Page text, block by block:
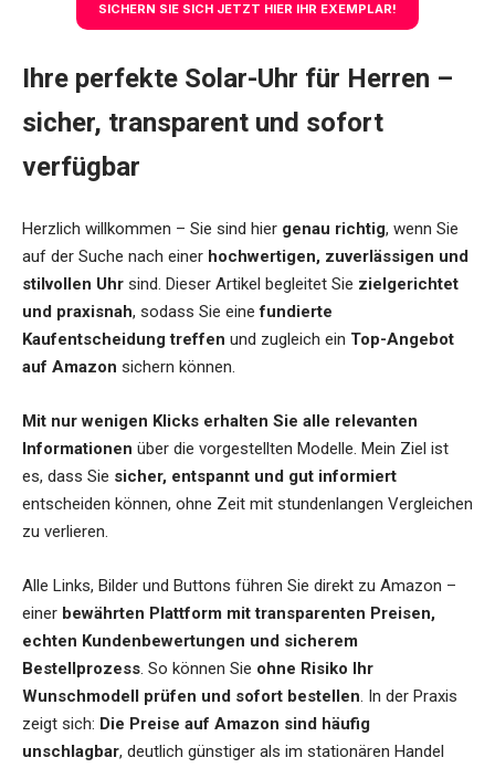
SICHERN SIE SICH JETZT HIER IHR EXEMPLAR!
Ihre perfekte Solar-Uhr für Herren –
sicher, transparent und sofort
verfügbar
Herzlich willkommen – Sie sind hier genau richtig, wenn Sie
auf der Suche nach einer hochwertigen, zuverlässigen und
stilvollen Uhr sind. Dieser Artikel begleitet Sie zielgerichtet
und praxisnah, sodass Sie einefundierte
Kaufentscheidung treffen und zugleich ein Top-Angebot
auf Amazon sichern können.
Mit nur wenigen Klicks erhalten Sie alle relevanten
Informationen über die vorgestellten Modelle. Mein Ziel ist
es, dass Sie sicher, entspannt und gut informiert
entscheiden können, ohne Zeit mit stundenlangen Vergleichen
zu verlieren.
Alle Links, Bilder und Buttons führen Sie direkt zu Amazon –
einer bewährten Plattform mit transparenten Preisen,
echten Kundenbewertungen und sicherem
Bestellprozess. So können Sie ohne Risiko Ihr
Wunschmodell prüfen und sofort bestellen. In der Praxis
zeigt sich: Die Preise auf Amazon sind häufig
unschlagbar, deutlich günstiger als im stationären Handel